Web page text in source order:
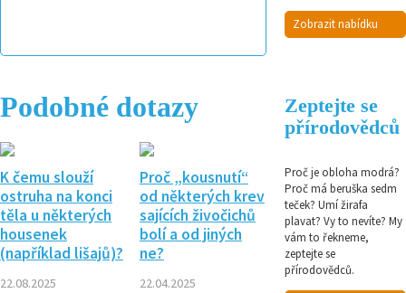
Podobné dotazy
K čemu slouží
ostruha na konci
těla u některých
housenek
(například lišajů)?
22.08.2025
Proč „kousnutí“
od některých krev
sajících živočichů
bolí a od jiných
ne?
22.04.2025
Zobrazit nabídku
Zeptejte se
přírodovědců
Proč je obloha modrá?
Proč má beruška sedm
teček? Umí žirafa
plavat? Vy to nevíte? My
vám to řekneme,
zeptejte se
přírodovědců.